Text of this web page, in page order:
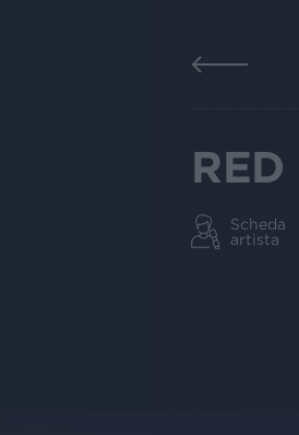
Scheda
artista